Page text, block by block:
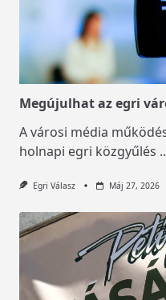
Megújulhat az egri
A városi média
holnapi egri közgyűlés
Egri Válasz Máj 27, 2026